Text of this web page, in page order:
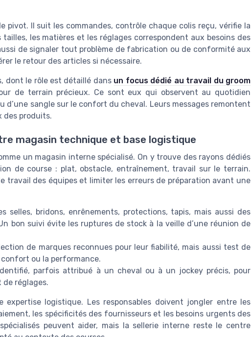
pivot. Il suit les commandes, contrôle chaque colis reçu, vérifie la
les matières et les réglages correspondent aux besoins des
de signaler tout problème de fabrication ou de conformité aux
le retour des articles si nécessaire.
dont le rôle est détaillé dans un focus dédié au travail du groom
de terrain précieux. Ce sont eux qui observent au quotidien
d’une sangle sur le confort du cheval. Leurs messages remontent
des produits.
magasin technique et base logistique
un magasin interne spécialisé. On y trouve des rayons dédiés
de course : plat, obstacle, entraînement, travail sur le terrain.
travail des équipes et limiter les erreurs de préparation avant une
selles, bridons, enrênements, protections, tapis, mais aussi des
bon suivi évite les ruptures de stock à la veille d’une réunion de
de marques reconnues pour leur fiabilité, mais aussi test de
ou la performance.
parfois attribué à un cheval ou à un jockey précis, pour
réglages.
expertise logistique. Les responsables doivent jongler entre les
les spécificités des fournisseurs et les besoins urgents des
peuvent aider, mais la sellerie interne reste le centre